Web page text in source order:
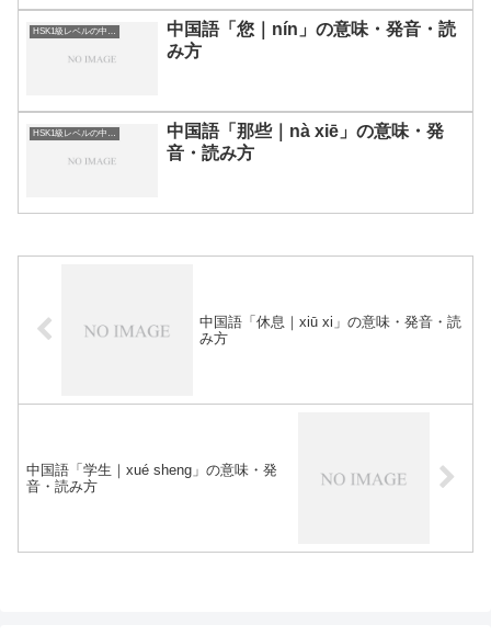
中国語「您｜nín」の意味・発音・読
み方
中国語「那些｜nà xiē」の意味・発
音・読み方
中国語「休息｜xiū xi」の意味・発音・読
み方
中国語「学生｜xué sheng」の意味・発
音・読み方